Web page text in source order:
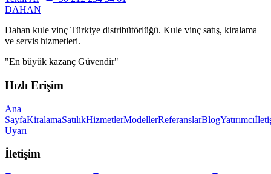
DAHAN
Dahan kule vinç Türkiye distribütörlüğü. Kule vinç satış, kiralama
ve servis hizmetleri.
"En büyük kazanç Güvendir"
Hızlı Erişim
Ana
SayfaKiralamaSatılıkHizmetlerModellerReferanslarBlogYatırımcı
Uyarı
İletişim